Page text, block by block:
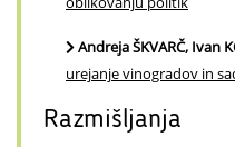
Andreja ŠKVARČ, Ivan
urejanje vinogradov in
Razmišljanja